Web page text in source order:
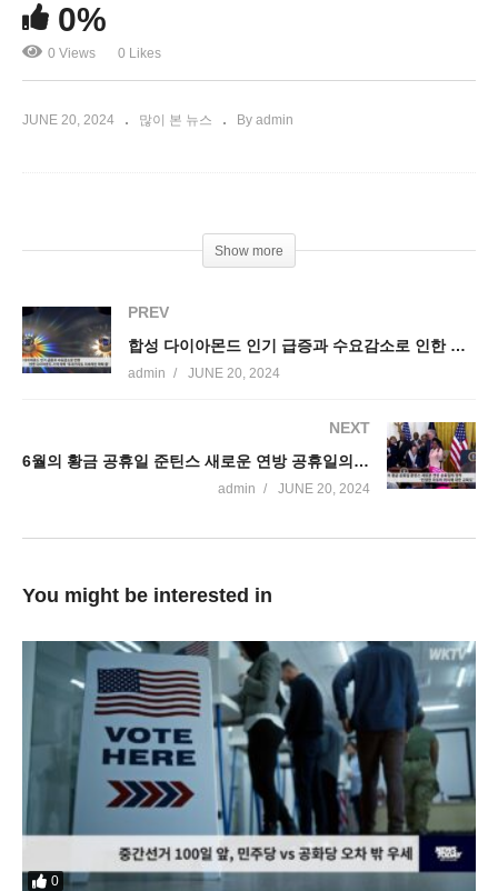
0%
0 Views 0 Likes
JUNE 20, 2024 많이 본 뉴스 By admin
Show more
PREV
합성 다이아몬드 인기 급증과 수요감소로 인한 천연 다이아몬드 가격 하락
admin JUNE 20, 2024
NEXT
6월의 황금 공휴일 준틴스 새로운 연방 공휴일의 정착 ‘진정한 자유의 의미에 대한 교육’
admin JUNE 20, 2024
You might be interested in
0